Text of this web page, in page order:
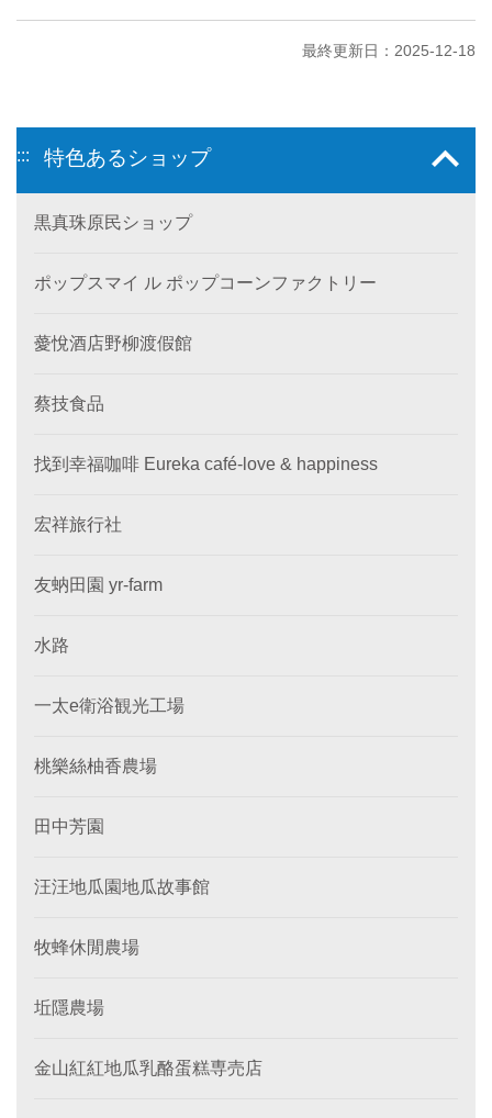
最終更新日：2025-12-18
::: 特色あるショップ
黒真珠原民ショップ
ポップスマイ ル ポップコーンファクトリー
薆悅酒店野柳渡假館
蔡技食品
找到幸福咖啡 Eureka café-love & happiness
宏祥旅行社
友蚋田園 yr-farm
水路
一太e衛浴観光工場
桃樂絲柚香農場
田中芳園
汪汪地瓜園地瓜故事館
牧蜂休閒農場
坵隱農場
金山紅紅地瓜乳酪蛋糕専売店